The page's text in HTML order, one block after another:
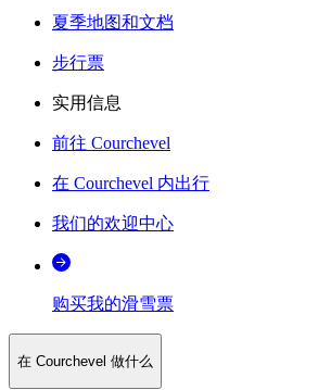
夏季地图和文档
步行票
实用信息
前往 Courchevel
在 Courchevel 内出行
我们的欢迎中心
购买我的滑雪票
在 Courchevel 做什么